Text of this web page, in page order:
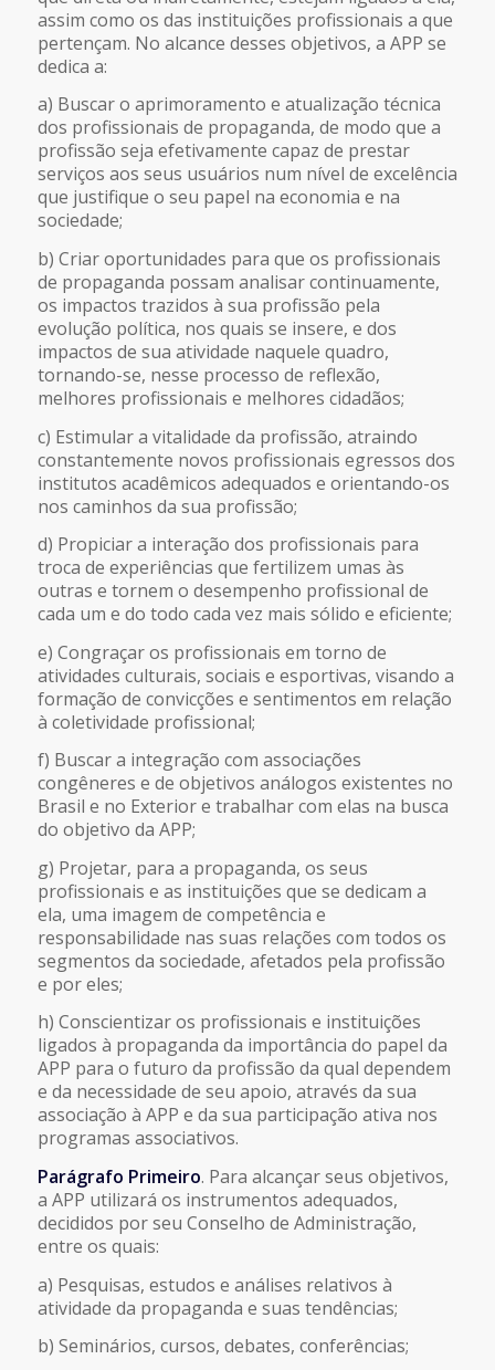
assim como os das instituições profissionais a que
pertençam. No alcance desses objetivos, a APP se
dedica a:
a) Buscar o aprimoramento e atualização técnica
dos profissionais de propaganda, de modo que a
profissão seja efetivamente capaz de prestar
serviços aos seus usuários num nível de excelência
que justifique o seu papel na economia e na
sociedade;
b) Criar oportunidades para que os profissionais
de propaganda possam analisar continuamente,
os impactos trazidos à sua profissão pela
evolução política, nos quais se insere, e dos
impactos de sua atividade naquele quadro,
tornando-se, nesse processo de reflexão,
melhores profissionais e melhores cidadãos;
c) Estimular a vitalidade da profissão, atraindo
constantemente novos profissionais egressos dos
institutos acadêmicos adequados e orientando-os
nos caminhos da sua profissão;
d) Propiciar a interação dos profissionais para
troca de experiências que fertilizem umas às
outras e tornem o desempenho profissional de
cada um e do todo cada vez mais sólido e eficiente;
e) Congraçar os profissionais em torno de
atividades culturais, sociais e esportivas, visando a
formação de convicções e sentimentos em relação
à coletividade profissional;
f) Buscar a integração com associações
congêneres e de objetivos análogos existentes no
Brasil e no Exterior e trabalhar com elas na busca
do objetivo da APP;
g) Projetar, para a propaganda, os seus
profissionais e as instituições que se dedicam a
ela, uma imagem de competência e
responsabilidade nas suas relações com todos os
segmentos da sociedade, afetados pela profissão
e por eles;
h) Conscientizar os profissionais e instituições
ligados à propaganda da importância do papel da
APP para o futuro da profissão da qual dependem
e da necessidade de seu apoio, através da sua
associação à APP e da sua participação ativa nos
programas associativos.
Parágrafo Primeiro. Para alcançar seus objetivos,
a APP utilizará os instrumentos adequados,
decididos por seu Conselho de Administração,
entre os quais:
a) Pesquisas, estudos e análises relativos à
atividade da propaganda e suas tendências;
b) Seminários, cursos, debates, conferências;